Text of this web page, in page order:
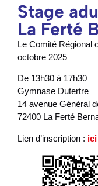
Stage
La Ferté
Le Comité Régional
octobre 2025
De 13h30 à 17h30
Gymnase Dutertre
14 avenue Général
72400 La Ferté
Lien d’inscription : ici